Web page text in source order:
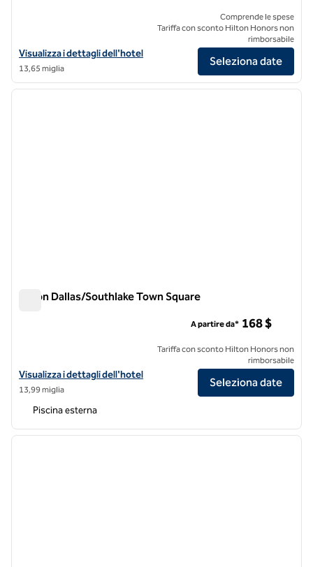
Visualizza i dettagli dell'hotel Hilton Fort Worth
Visualizza i dettagli dell'hotel
13,65 miglia
Comprende le spese
Tariffa con sconto Hilton Honors non
rimborsabile
Seleziona date
1/12
1 di 12
Hilton Dallas/Southlake Town Square
Visualizza i dettagli dell'hotel Hilton Dallas/Southlake Town Square
Visualizza i dettagli dell'hotel
13,99 miglia
A partire da* 168 $
Tariffa con sconto Hilton Honors non
rimborsabile
Seleziona date
Piscina esterna
1 di 12